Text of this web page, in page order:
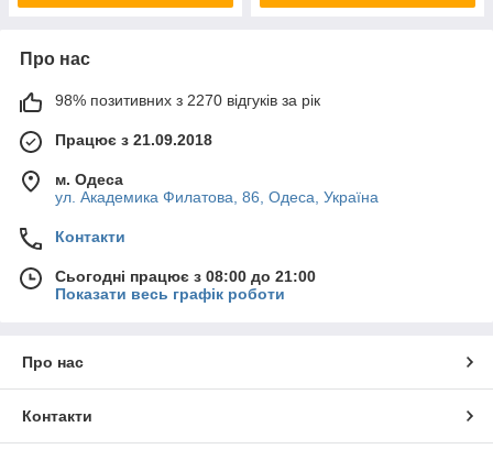
Про нас
98% позитивних з 2270 відгуків за рік
Працює з 21.09.2018
м. Одеса
ул. Академика Филатова, 86, Одеса, Україна
Контакти
Сьогодні працює з 08:00 до 21:00
Показати весь графік роботи
Про нас
Контакти